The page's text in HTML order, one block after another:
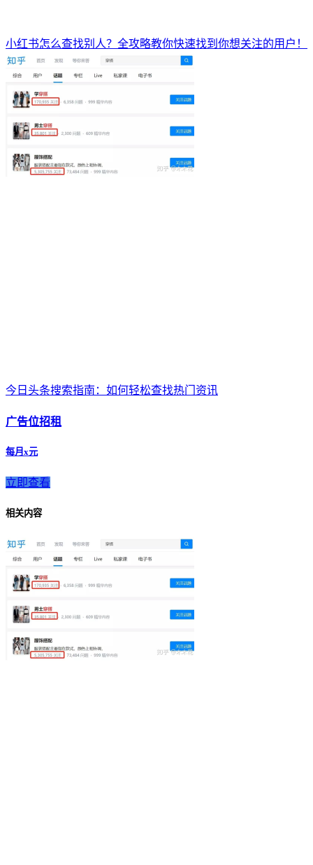
小红书怎么查找别人？全攻略教你快速找到你想关注的用户！
今日头条搜索指南：如何轻松查找热门资讯
广告位招租
每月x元
立即查看
相关内容